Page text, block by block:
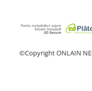
©Copyright ONLAIN